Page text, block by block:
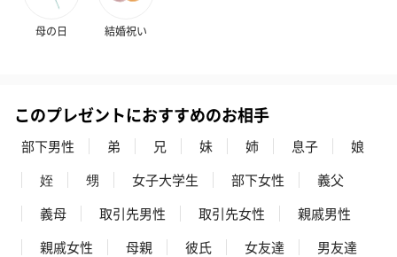
母の日 結婚祝い
このプレゼントにおすすめのお相手
部下男性 弟 兄 妹 姉 息子
娘
姪
甥 女子大学生 部下女性
義父
義母
取引先男性 取引先女性
親戚男性
親戚女性
母親 彼氏 女友達
男友達